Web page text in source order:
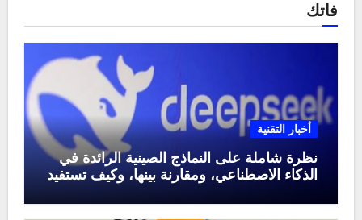
فاتك
أخبار التقنية
نظرة شاملة على النماذج الصينية الرائدة في
الذكاء الاصطناعي، ومقارنة بينها، وكيف تستفيد